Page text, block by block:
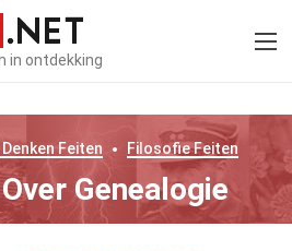
in ontdekking
Feiten FilosofieFeiten
Genealogie